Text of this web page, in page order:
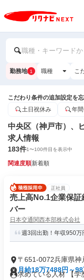
職種・キーワード
勤務地 1 職種 こ
こだわり条件の追加設定を
土日祝休み
年
中央区（神戸市）、
求人情報
183件1〜100件目を表示中
関連度順新着順
正社員
売上高No.1企業保証
バー
日本交通関西本部株式会社
週3回出勤！年収950万
〒651-0072兵庫県神
月給18万7488円～
求めている人材 【